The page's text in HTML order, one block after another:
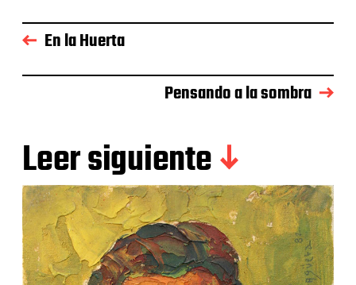
En la Huerta
Pensando a la sombra
Leer siguiente